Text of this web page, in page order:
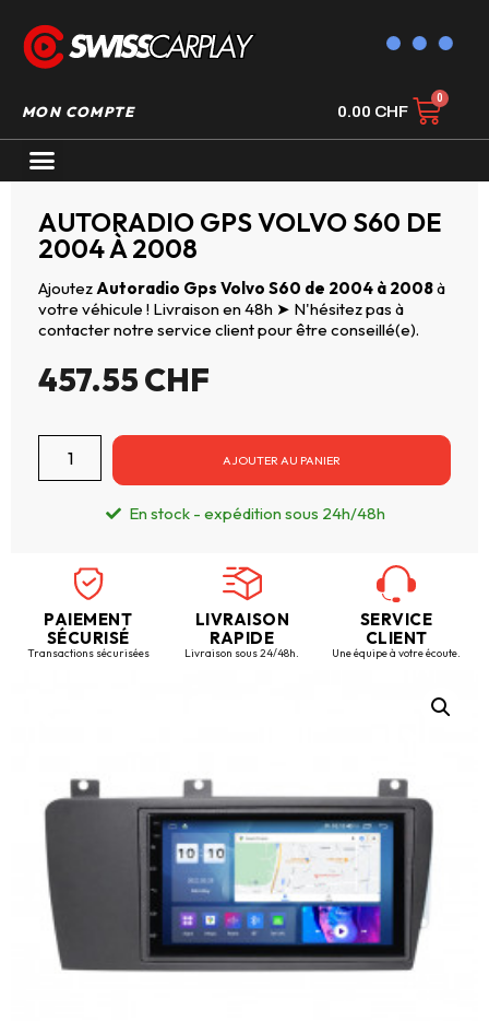
MON COMPTE 0.00 CHF
AUTORADIO GPS VOLVO S60 DE
2004 À 2008
Ajoutez Autoradio Gps Volvo S60 de 2004 à 2008à
votre véhicule ! Livraison en 48h ➤ N'hésitez pas à
contacter notre service client pour être conseillé(e).
457.55CHF
AJOUTER AU PANIER
En stock - expédition sous 24h/48h
PAIEMENT
SÉCURISÉ
Transactions sécurisées
LIVRAISON
RAPIDE
Livraison sous 24/48h.
SERVICE
CLIENT
Une équipe à votre écoute.